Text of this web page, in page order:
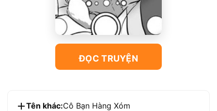
ĐỌC TRUYỆN
Tên khác:Cô Bạn Hàng Xóm